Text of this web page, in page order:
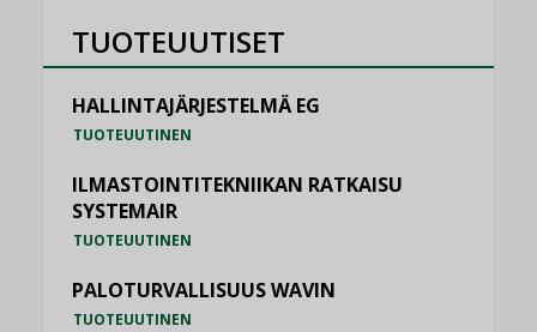
TUOTEUUTISET
HALLINTAJÄRJESTELMÄ EG
TUOTEUUTINEN
ILMASTOINTITEKNIIKAN RATKAISU
SYSTEMAIR
TUOTEUUTINEN
PALOTURVALLISUUS WAVIN
TUOTEUUTINEN